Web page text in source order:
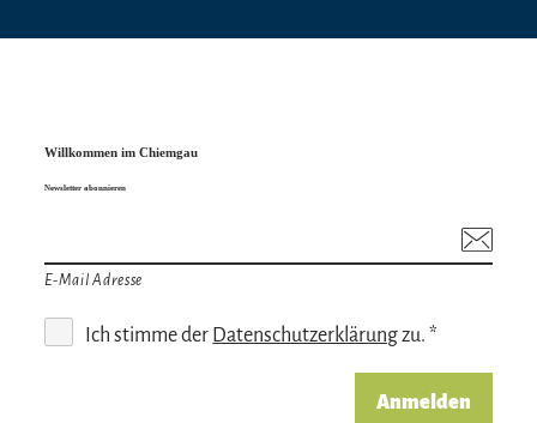
Willkommen im Chiemgau
Newsletter abonnieren
E-Mail Adresse
Ich stimme der Datenschutzerklärungzu. *
Anmelden